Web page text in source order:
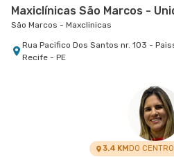
Maxiclínicas São Marcos -
São Marcos - Maxclinicas
Rua Pacifico Dos Santos nr. 103 -
Recife - PE
Rua Das Fronteiras nr. 127 Centro
3.4 KMDO